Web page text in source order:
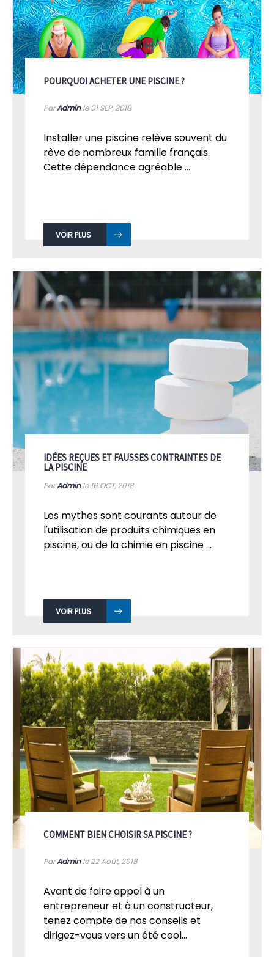
POURQUOI ACHETER UNE PISCINE ?
ParAdminle 01SEP, 2018
Installer une piscine relève souvent du
rêve de nombreux famille français.
Cette dépendance agréable ...
VOIR PLUS
IDÉES REÇUES ET FAUSSES CONTRAINTES DE
LA PISCINE
ParAdminle 16 OCT, 2018
Les mythes sont courants autour de
l'utilisation de produits chimiques en
piscine, ou de la chimie en piscine ...
VOIR PLUS
COMMENT BIEN CHOISIR SA PISCINE ?
ParAdminle 22Août, 2018
Avant de faire appel à un
entrepreneur et à un constructeur,
tenez compte de nos conseils et
dirigez-vous vers un été cool...